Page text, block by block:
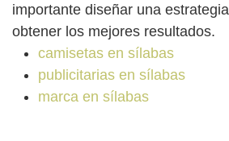
importante diseñar una
obtener los mejores resultados.
camisetas en sílabas
publicitarias en sílabas
marca en sílabas